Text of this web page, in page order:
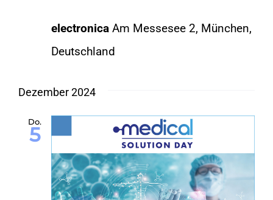
electronica Am Messesee 2, München,
Deutschland
Dezember 2024
Do.
5